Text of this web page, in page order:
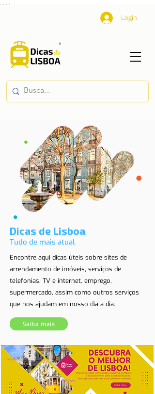
Login
Dicas de Lisboa
Tudo de mais atual
Encontre aqui dicas úteis sobre sites de
arrendamento de imóveis, serviços de
telefonias, TV e internet, emprego,
supermercado, assim como outros serviços
que nos ajudam em nosso dia a dia.
Saiba mais